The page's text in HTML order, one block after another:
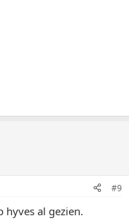
#9
hyves al gezien.